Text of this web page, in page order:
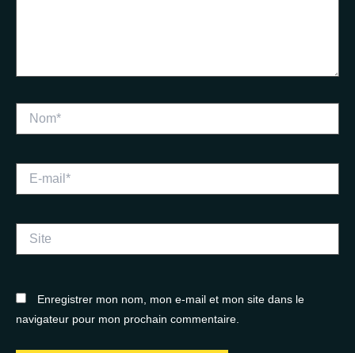
mail*
Enregistrer mon nom, mon e-mail et mon site dans le
navigateur pour mon prochain commentaire.